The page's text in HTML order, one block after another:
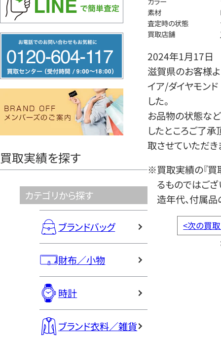
リ
ー
ヤ
買取実績を探す
カテゴリから探す
ブランドバッグ
財布／小物
時計
ブランド衣料／雑貨
素材
査定時の状態
買取店舗
2024年1月17日
滋賀県のお客様よ
イア/ダイヤモン
した。
お品物の状態など
したところご了
取させていただき
※買取実績の『買
るものではござ
造年代、付属品
<次の買